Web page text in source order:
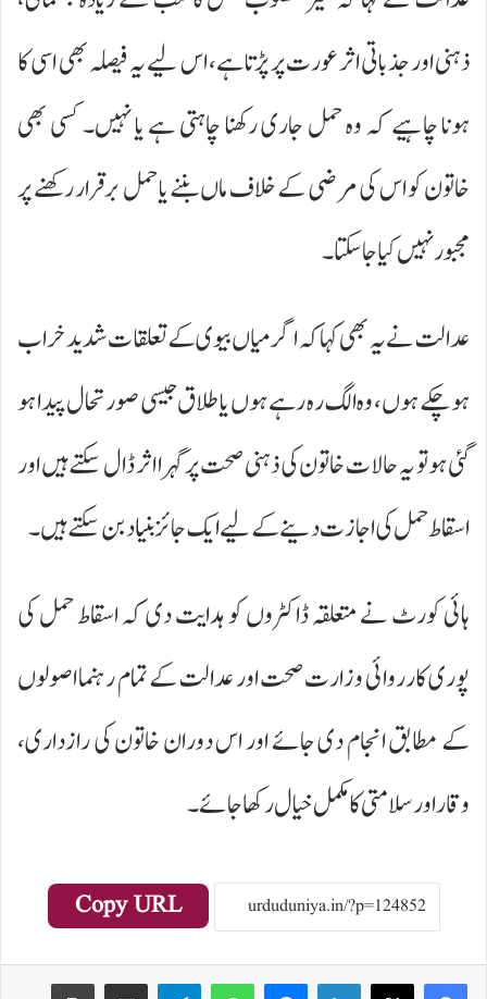
ذہنی اور جذباتی اثر عورت پر پڑتا ہے، اس لیے یہ فیصلہ بھی اسی کا
ہونا چاہیے کہ وہ حمل جاری رکھنا چاہتی ہے یا نہیں۔ کسی بھی
خاتون کو اس کی مرضی کے خلاف ماں بننے یا حمل برقرار رکھنے پر
مجبور نہیں کیا جا سکتا۔
عدالت نے یہ بھی کہا کہ اگر میاں بیوی کے تعلقات شدید خراب
ہو چکے ہوں، وہ الگ رہ رہے ہوں یا طلاق جیسی صورتحال پیدا ہو
گئی ہو تو یہ حالات خاتون کی ذہنی صحت پر گہرا اثر ڈال سکتے ہیں اور
اسقاط حمل کی اجازت دینے کے لیے ایک جائز بنیاد بن سکتے ہیں۔
ہائی کورٹ نے متعلقہ ڈاکٹروں کو ہدایت دی کہ اسقاط حمل کی
پوری کارروائی وزارت صحت اور عدالت کے تمام رہنما اصولوں
کے مطابق انجام دی جائے اور اس دوران خاتون کی رازداری،
وقار اور سلامتی کا مکمل خیال رکھا جائے۔
Copy URL
LinkedIn
WhatsApp
Telegram